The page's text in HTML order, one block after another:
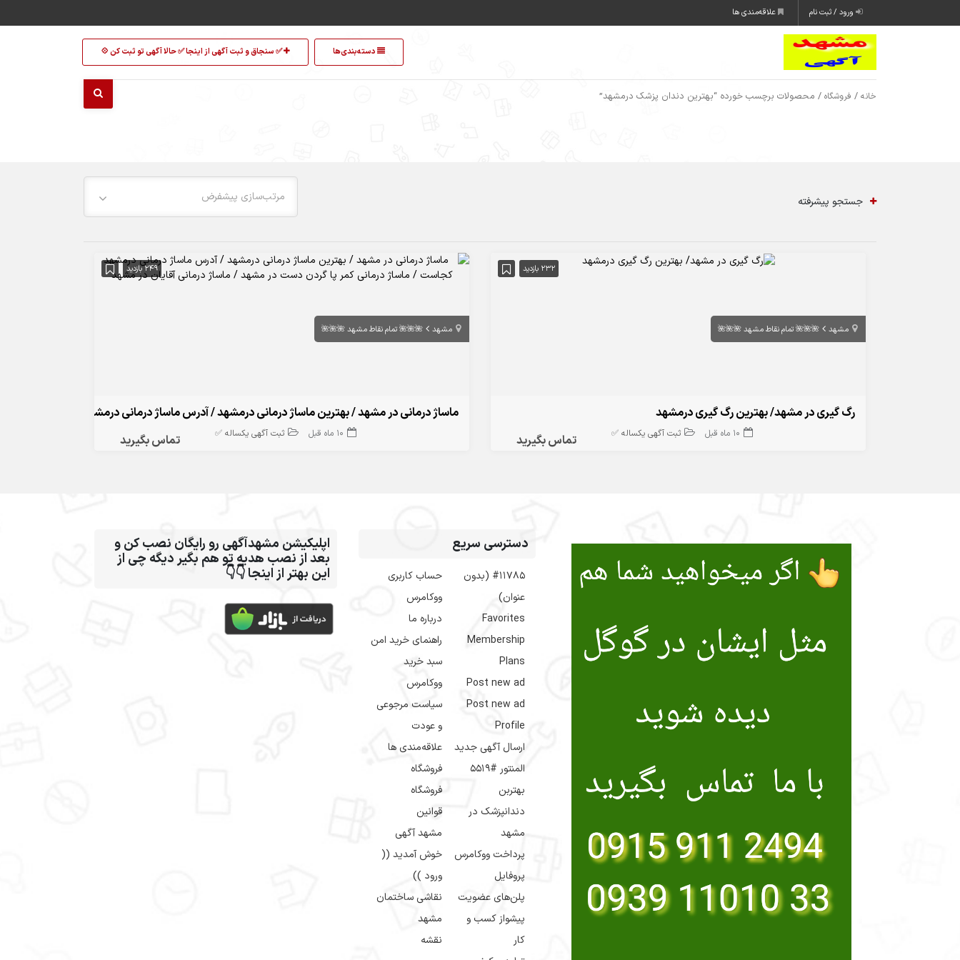
ورود / ثبت نام علاقه‌مندی ها
دسته‌بندی‌ها ✅ سنجاق و ثبت آگهی از اینجا ✅ حالا آگهی تو ثبت کن 💠
خانه / فروشگاه / محصولات برچسب خورده “بهترین دندان پزشک درمشهد”
مرتب‌سازی پیشفرض جستجو پیشرفته
232 بازدید
مشهد 🌺🌺🌺 تمام نقاط مشهد 🌺🌺🌺
تماس بگیرید
رگ گیری در مشهد/ بهترین رگ گیری درمشهد
10 ماه قبل ثبت آگهی یکساله ✅
249 بازدید
مشهد 🌺🌺🌺 تمام نقاط مشهد 🌺🌺🌺
تماس بگیرید
ماساژ درمانی در مشهد / بهترین ماساژ درمانی درمشهد / آدرس ماساژ درمانی درمشهد کجاست / ماساژ
10 ماه قبل ثبت آگهی یکساله ✅
دسترسی سریع
#11785 (بدون
عنوان)
Favorites
Membership
Plans
Post new ad
Post new ad
Profile
ارسال آگهی جدید
المنتور #5519
بهتربن
دندانپزشک در
مشهد
پرداخت ووکامرس
پروفایل
پلن‌های عضویت
پیشواز کسب و
کار
حساب کاربری
ووکامرس
درباره ما
راهنمای خرید امن
سبد خرید
ووکامرس
سیاست مرجوعی
و عودت
علاقه‌مندی ها
فروشگاه
فروشگاه
قوانین
مشهد آگهی
خوش آمدید ((
ورود ))
نقاشی ساختمان
مشهد
نقشه
اپلیکیشن مشهدآگهی رو رایگان نصب کن و
بعد از نصب هدیه تو هم بگیر دیگه چی از
این بهتر از اینجا 👇👇